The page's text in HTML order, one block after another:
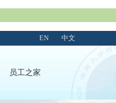
中文
EN
员工之家